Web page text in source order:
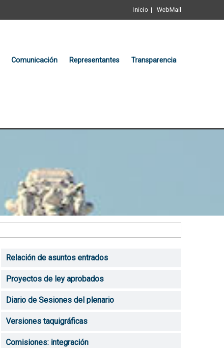
Inicio WebMail
Comunicación Representantes Transparencia
Relación de asuntos entrados
Proyectos de ley aprobados
Diario de Sesiones del plenario
Versiones taquigráficas
Comisiones: integración